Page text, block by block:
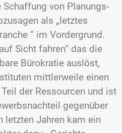
von Planungs-
als „letztes
“ im Vordergrund.
Sicht fahren“ das die
Bürokratie auslöst,
mittlerweile einen
der Ressourcen und ist
gegenüber
letzten Jahren kam ein